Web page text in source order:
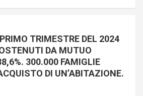
TRIMESTRE DEL 2024
DA MUTUO
300.000 FAMIGLIE
DI UN’ABITAZIONE.